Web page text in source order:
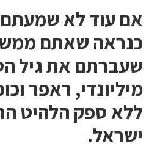
אם עוד לא
כנראה שאתם
שעברתם את גיל
מיליונדי, ראפר
ללא ספק הלהיט
ישראל.